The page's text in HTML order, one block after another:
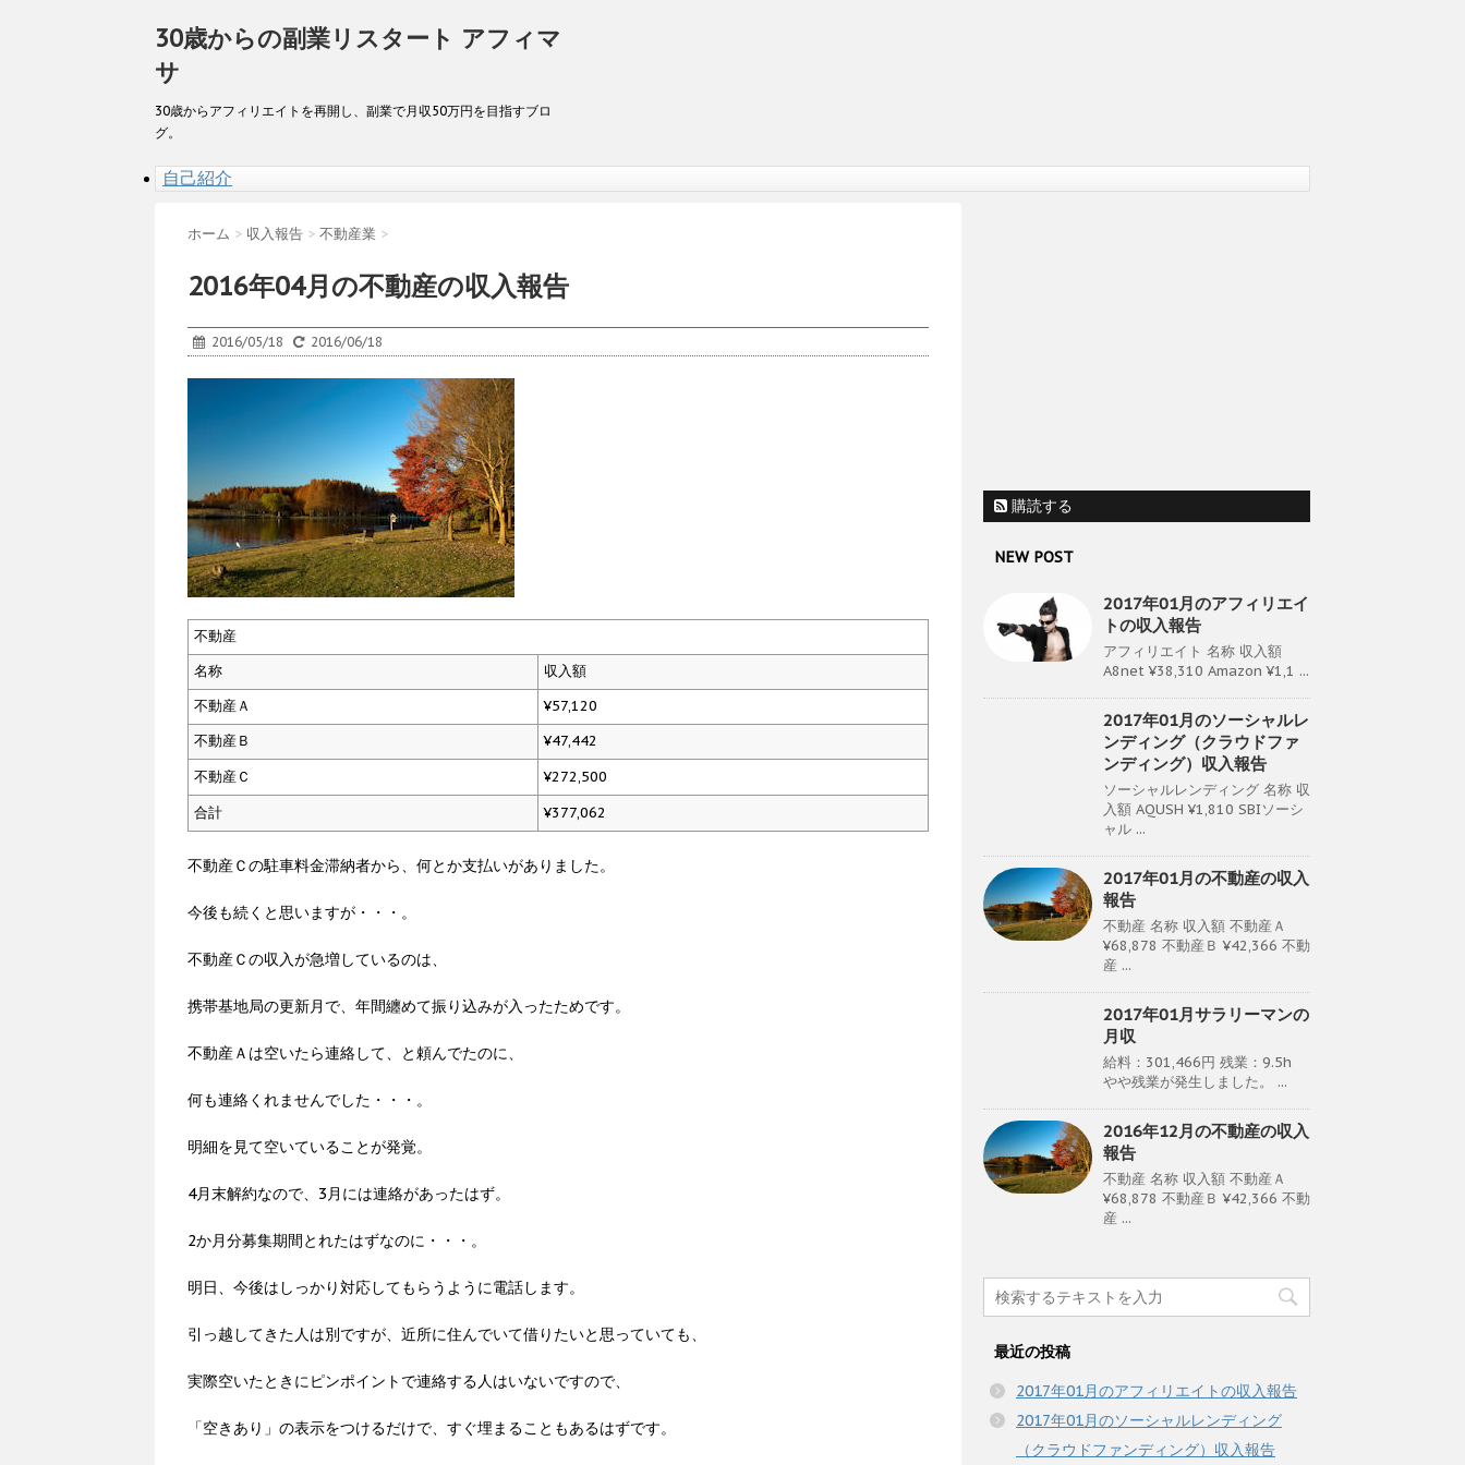
30歳からの副業リスタート アフィマ
サ
30歳からアフィリエイトを再開し、副業で月収50万円を目指すブロ
グ。
自己紹介
ホーム > 収入報告 > 不動産業 >
2016年04月の不動産の収入報告
2016/05/18 2016/06/18
不動産
名称
収入額
不動産Ａ
¥57,120
不動産Ｂ
¥47,442
不動産Ｃ
¥272,500
合計
¥377,062
不動産Ｃの駐車料金滞納者から、何とか支払いがありました。
今後も続くと思いますが・・・。
不動産Ｃの収入が急増しているのは、
携帯基地局の更新月で、年間纏めて振り込みが入ったためです。
不動産Ａは空いたら連絡して、と頼んでたのに、
何も連絡くれませんでした・・・。
明細を見て空いていることが発覚。
4月末解約なので、3月には連絡があったはず。
2か月分募集期間とれたはずなのに・・・。
明日、今後はしっかり対応してもらうように電話します。
引っ越してきた人は別ですが、近所に住んでいて借りたいと思っていても、
実際空いたときにピンポイントで連絡する人はいないですので、
「空きあり」の表示をつけるだけで、すぐ埋まることもあるはずです。
購読する
NEW POST
2017年01月のアフィリエイ
トの収入報告
アフィリエイト 名称 収入額
A8net ¥38,310 Amazon ¥1,1 ...
2017年01月のソーシャルレ
ンディング（クラウドファ
ンディング）収入報告
ソーシャルレンディング 名称 収
入額 AQUSH ¥1,810 SBIソーシ
ャル ...
2017年01月の不動産の収入
報告
不動産 名称 収入額 不動産Ａ
¥68,878 不動産Ｂ ¥42,366 不動
産 ...
2017年01月サラリーマンの
月収
給料：301,466円 残業：9.5h
やや残業が発生しました。 ...
2016年12月の不動産の収入
報告
不動産 名称 収入額 不動産Ａ
¥68,878 不動産Ｂ ¥42,366 不動
産 ...
最近の投稿
2017年01月のアフィリエイトの収入報告
2017年01月のソーシャルレンディング
（クラウドファンディング）収入報告